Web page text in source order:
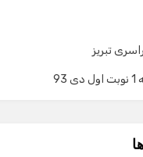
تبریز
دستیار هوشمند
گفت‌وگو لطفاً شماره تماس یا